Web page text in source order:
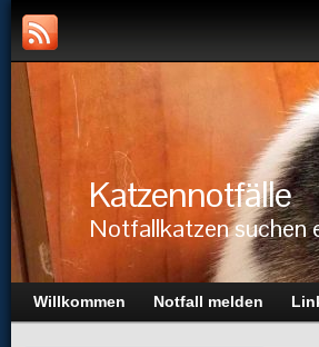
Katzennotfälle
Notfallkatzen suchen
Willkommen Notfall melden